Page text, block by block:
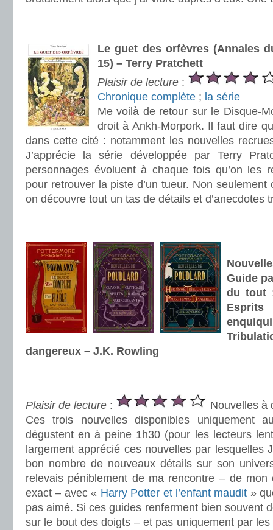
Le guet des orfèvres (Annales
15) – Terry Pratchett
Plaisir de lecture :
Chronique complète ; la série
Me voilà de retour sur le Disque-
droit à Ankh-Morpork. Il faut dire
dans cette cité : notamment les nouvelles
J’apprécie la série développée par Terry
personnages évoluent à chaque fois qu’on les
pour retrouver la piste d’un tueur. Non
on découvre tout un tas de détails et d’anecdotes
Guide
du tout
dangereux – J.K. Rowling
Plaisir de lecture :
Nouvelles à
Ces trois nouvelles disponibles uniquement
dégustent en à peine 1h30 (pour les lecteurs
largement apprécié ces nouvelles par lesquelles
bon nombre de nouveaux détails sur son
relevais péniblement de ma rencontre – de mon
exact – avec « Harry Potter et l’enfant maudit »
pas aimé. Si ces guides renferment bien souvent
sur le bout des doigts – et pas uniquement par